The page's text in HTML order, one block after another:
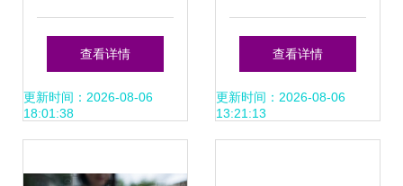
色确实不少。以下
是这些具体的魅力
互联网技术开发的
新视界
查看详情
更新时间：2026-08-06
18:01:38
情，让我们彻底认
清了中国在国际上
查看详情
更新时间：2026-08-06
13:21:13